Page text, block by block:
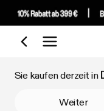
Nach
Sie kaufen derzeit in
Weiter